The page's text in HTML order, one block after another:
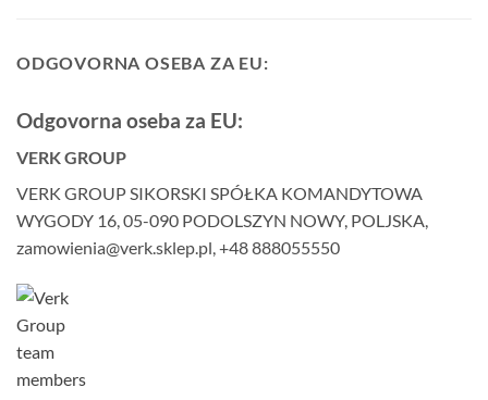
ODGOVORNA OSEBA ZA EU:
Odgovorna oseba za EU:
VERK GROUP
VERK GROUP SIKORSKI SPÓŁKA KOMANDYTOWA
WYGODY 16, 05-090 PODOLSZYN NOWY, POLJSKA,
zamowienia@verk.sklep.pl, +48 888055550